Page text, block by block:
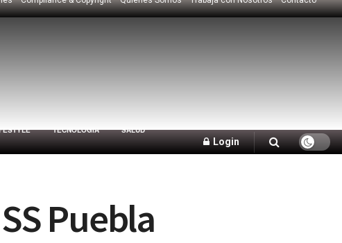
TECNOLOGÍA SALUD
Login
Puebla